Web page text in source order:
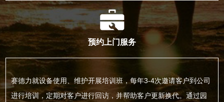
预约上门服务
赛德力就设备使用、维护开展培训班，每年3-4次邀请客户到公司
进行培训，定期对客户进行回访，并帮助客户更新换代。通过园